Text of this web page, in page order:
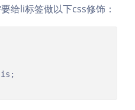
给li标签做以下css修饰：